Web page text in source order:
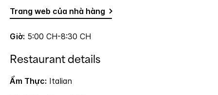
Trang web của nhà hàng
Giờ: 5:00 CH-8:30 CH
Restaurant details
Ẩm Thực: Italian